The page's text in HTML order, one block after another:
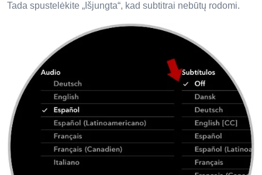
Tada spustelėkite „Išjungta“, kad subtitrai nebūtų rodomi.